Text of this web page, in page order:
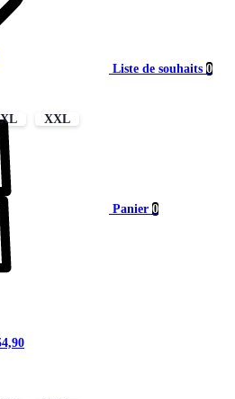
Liste de souhaits 0
Panier 0
XL
XXL